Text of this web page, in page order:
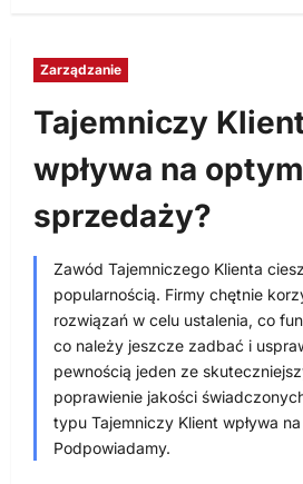
Zarządzanie
Tajemniczy
wpływa na
sprzedaży?
Zawód Tajemniczego Klienta
popularnością. Firmy chętnie
rozwiązań w celu ustalenia, co
co należy jeszcze zadbać i
pewnością jeden ze
poprawienie jakości
typu Tajemniczy Klient wpływa
Podpowiadamy.